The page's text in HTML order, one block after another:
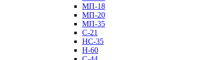
МП-18
МП-20
МП-35
С-21
НС-35
Н-60